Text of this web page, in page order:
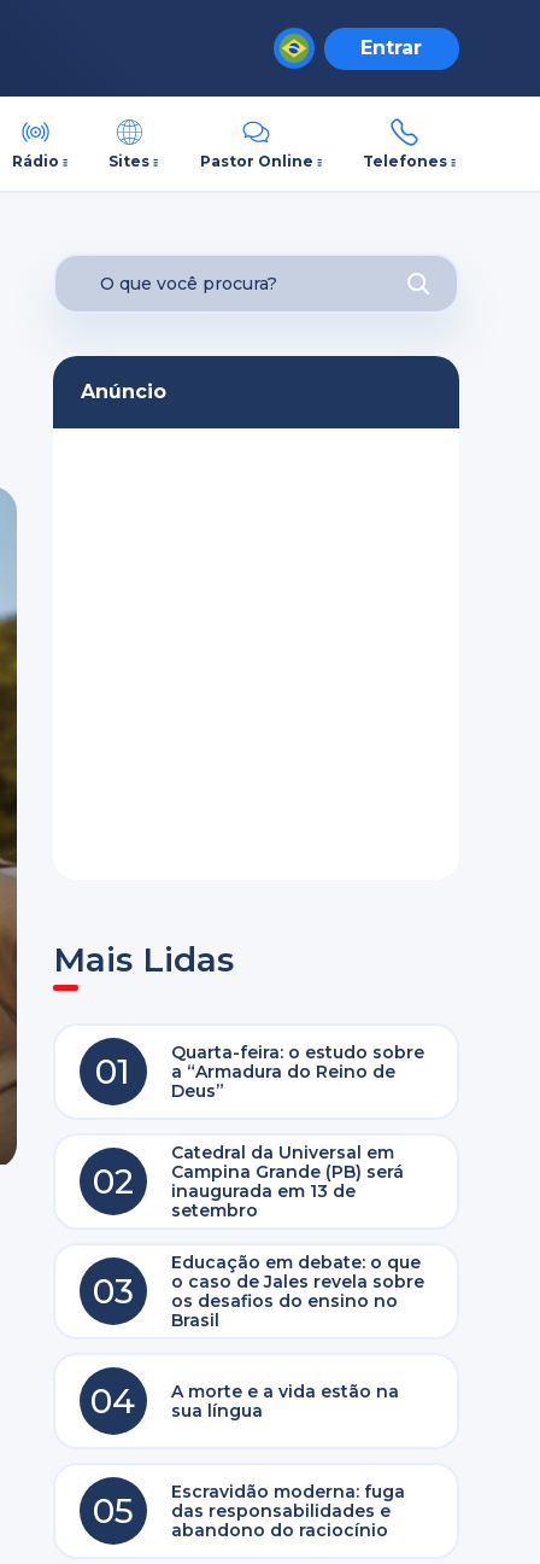
Entrar
Rádio Sites Pastor Online Telefones
Anúncio
Mais Lidas
01
Quarta-feira: o estudo sobre
a “Armadura do Reino de
Deus”
02
Catedral da Universal em
Campina Grande (PB) será
inaugurada em 13 de
setembro
03
Educação em debate: o que
o caso de Jales revela sobre
os desafios do ensino no
Brasil
04
A morte e a vida estão na
sua língua
05
Escravidão moderna: fuga
das responsabilidades e
abandono do raciocínio